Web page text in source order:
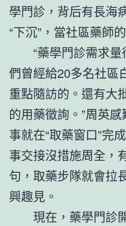
學門診，背后有長海
“下沉”，當社區藥師
“藥學門診需求
們曾經給20多名社區
重點隨訪的。還有大
的用藥徵詢。”周英
事就在“取藥窗口”完
事交接沒措施周全，
句，取藥步隊就會拉
興趣見。
現在，藥學門診